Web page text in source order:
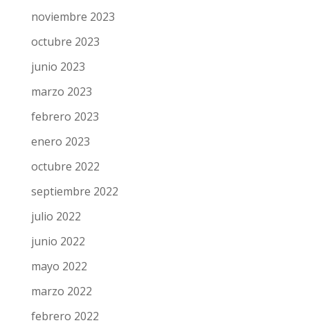
noviembre 2023
octubre 2023
junio 2023
marzo 2023
febrero 2023
enero 2023
octubre 2022
septiembre 2022
julio 2022
junio 2022
mayo 2022
marzo 2022
febrero 2022